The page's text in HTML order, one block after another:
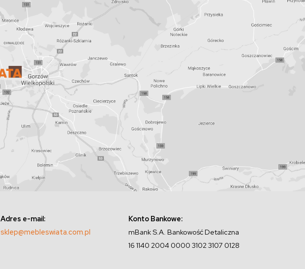
Adres e-mail:
sklep@mebleswiata.com.pl
Konto Bankowe:
mBank S.A. Bankowość Detaliczna
16 1140 2004 0000 3102 3107 0128